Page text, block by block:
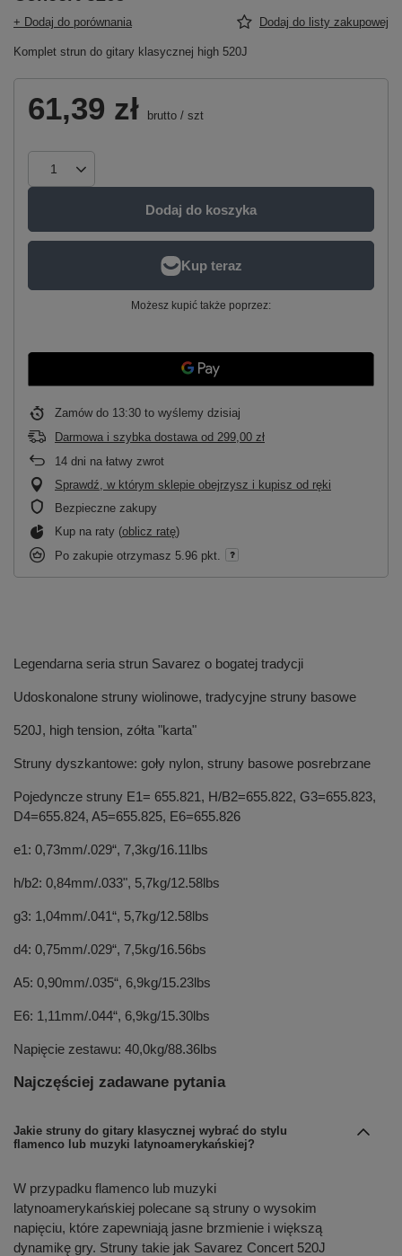
+ Dodaj do porównania Dodaj do listy zakupowej
Komplet strun do gitary klasycznej high 520J
61,39 zł brutto / szt
Dodaj do koszyka
Możesz kupić także poprzez:
Zamów do 13:30 to wyślemy dzisiaj
Darmowa i szybka dostawa od 299,00 zł
14 dni na łatwy zwrot
Sprawdź, w którym sklepie obejrzysz i kupisz od ręki
Bezpieczne zakupy
Kup na raty (oblicz ratę)
Po zakupie otrzymasz 5.96 pkt.
Legendarna seria strun Savarez o bogatej tradycji
Udoskonalone struny wiolinowe, tradycyjne struny basowe
520J, high tension, zółta "karta"
Struny dyszkantowe: goły nylon, struny basowe posrebrzane
Pojedyncze struny E1= 655.821, H/B2=655.822, G3=655.823,
D4=655.824, A5=655.825, E6=655.826
e1: 0,73mm/.029“, 7,3kg/16.11lbs
h/b2: 0,84mm/.033", 5,7kg/12.58lbs
g3: 1,04mm/.041“, 5,7kg/12.58lbs
d4: 0,75mm/.029“, 7,5kg/16.56bs
A5: 0,90mm/.035“, 6,9kg/15.23lbs
E6: 1,11mm/.044“, 6,9kg/15.30lbs
Napięcie zestawu: 40,0kg/88.36lbs
Najczęściej zadawane pytania
Jakie struny do gitary klasycznej wybrać do stylu
flamenco lub muzyki latynoamerykańskiej?
W przypadku flamenco lub muzyki
latynoamerykańskiej polecane są struny o wysokim
napięciu, które zapewniają jasne brzmienie i większą
dynamikę gry. Struny takie jak Savarez Concert 520J